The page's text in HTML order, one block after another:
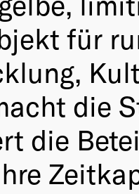
für
die
die